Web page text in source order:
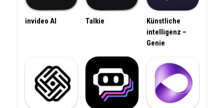
invideo AI Talkie
Künstliche
intelligenz –
Genie